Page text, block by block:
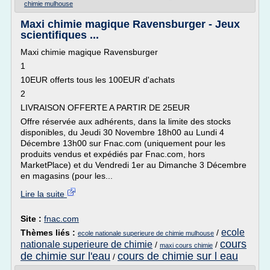
chimie mulhouse
Maxi chimie magique Ravensburger - Jeux
scientifiques ...
Maxi chimie magique Ravensburger
1
10EUR offerts tous les 100EUR d'achats
2
LIVRAISON OFFERTE A PARTIR DE 25EUR
Offre réservée aux adhérents, dans la limite des stocks
disponibles, du Jeudi 30 Novembre 18h00 au Lundi 4
Décembre 13h00 sur Fnac.com (uniquement pour les
produits vendus et expédiés par Fnac.com, hors
MarketPlace) et du Vendredi 1er au Dimanche 3 Décembre
en magasins (pour les...
Lire la suite
Site : fnac.com
Thèmes liés : ecole nationale superieure de chimie mulhouse / ecole
nationale superieure de chimie / maxi cours chimie / cours
de chimie sur l'eau / cours de chimie sur l eau